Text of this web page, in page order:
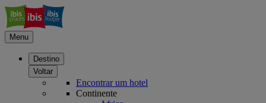
Menu
Destino
Voltar
Encontrar um hotel
Continente